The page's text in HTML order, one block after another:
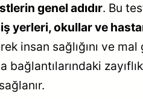
genel adıdır. Bu
iş yerleri, okullar ve
insan sağlığını ve
bağlantılarındaki